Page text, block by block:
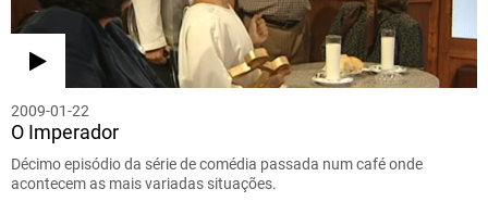
2009-01-22
O Imperador
Décimo episódio da série de comédia passada num café onde
acontecem as mais variadas situações.